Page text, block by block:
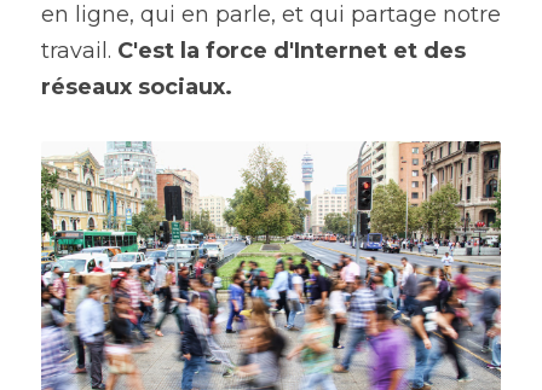
en ligne, qui en parle, et qui partage notre
travail. C'est la force d'Internet et des
réseaux sociaux.